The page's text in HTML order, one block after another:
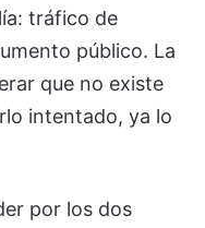
tráfico de
público. La
que no existe
intentado, ya lo
por los dos